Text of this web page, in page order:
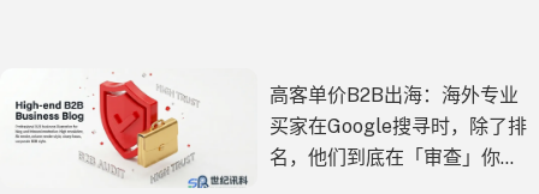
高客单价B2B出海：海外专业
买家在Google搜寻时，除了排
名，他们到底在「审查」你的